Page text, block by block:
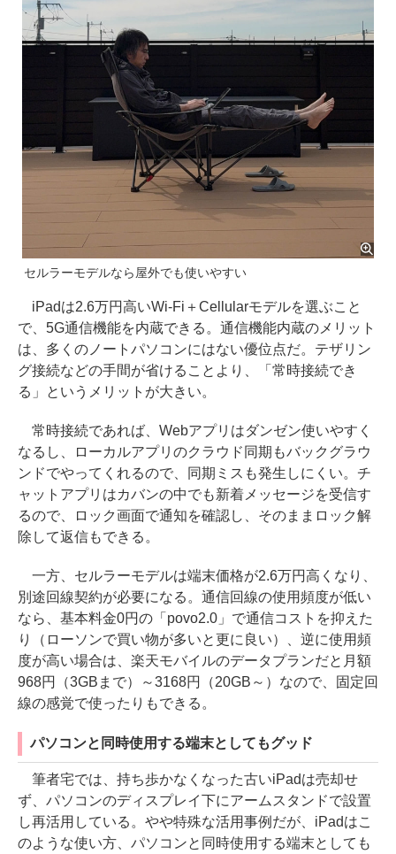
セルラーモデルなら屋外でも使いやすい
iPadは2.6万円高いWi-Fi＋Cellularモデルを選ぶこと
で、5G通信機能を内蔵できる。通信機能内蔵のメリット
は、多くのノートパソコンにはない優位点だ。テザリン
グ接続などの手間が省けることより、「常時接続でき
る」というメリットが大きい。
常時接続であれば、Webアプリはダンゼン使いやすく
なるし、ローカルアプリのクラウド同期もバックグラウ
ンドでやってくれるので、同期ミスも発生しにくい。チ
ャットアプリはカバンの中でも新着メッセージを受信す
るので、ロック画面で通知を確認し、そのままロック解
除して返信もできる。
一方、セルラーモデルは端末価格が2.6万円高くなり、
別途回線契約が必要になる。通信回線の使用頻度が低い
なら、基本料金0円の「povo2.0」で通信コストを抑えた
り（ローソンで買い物が多いと更に良い）、逆に使用頻
度が高い場合は、楽天モバイルのデータプランだと月額
968円（3GBまで）～3168円（20GB～）なので、固定回
線の感覚で使ったりもできる。
パソコンと同時使用する端末としてもグッド
筆者宅では、持ち歩かなくなった古いiPadは売却せ
ず、パソコンのディスプレイ下にアームスタンドで設置
し再活用している。やや特殊な活用事例だが、iPadはこ
のような使い方、パソコンと同時使用する端末としても